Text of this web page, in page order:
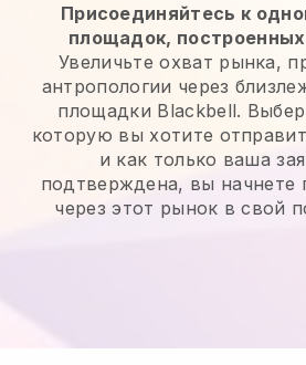
Присоединяйтесь к
площадок,
Увеличьте охват рынка,
антропологии через
площадки Blackbell.
которую вы хотите
и как только ваша
подтверждена, вы начнете
через этот рынок в свой